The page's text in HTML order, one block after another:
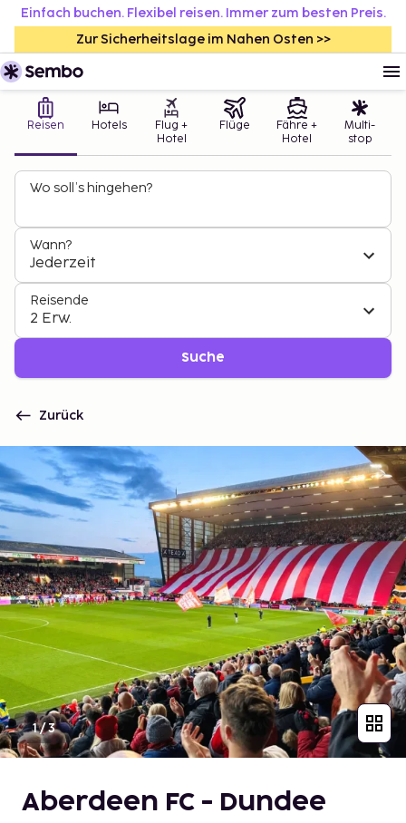
Einfach buchen. Flexibel reisen. Immer zum besten Preis.
Zur Sicherheitslage im Nahen Osten >>
Reisen Hotels
Flug +
Hotel
Flüge
Fähre +
Hotel
Multi-
stop
Wo soll’s hingehen?
Wann?
Jederzeit
Reisende
2 Erw.
Suche
Zurück
1/3
Aberdeen FC - Dundee